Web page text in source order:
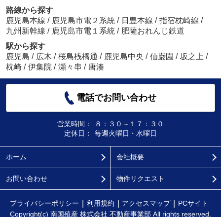
路線から探す
鹿児島本線 / 鹿児島市電２系統 / 日豊本線 / 指宿枕崎線 /
九州新幹線 / 鹿児島市電１系統 / 肥薩おれんじ鉄道
駅から探す
鹿児島 / 広木 / 桜島桟橋通 / 鹿児島中央 / 仙巌園 / 坂之上 /
枕崎 / 伊集院 / 瀬々串 / 唐湊
電話でお問い合わせ
営業時間：
８：３０～１７：３０
定休日：
毎週火曜日・水曜日
ホーム 会社概要
お問い合わせ 物件リクエスト
プライバシーポリシー 利用規約 アクセスマップ
PCサイト
Copyright(c) 南国殖産 株式会社 不動産事業部 All rights reserved.